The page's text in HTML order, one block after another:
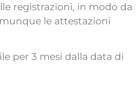
registrazioni, in modo da
le attestazioni
per 3 mesi dalla data di